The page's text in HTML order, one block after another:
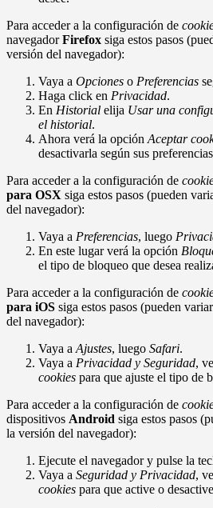
Para acceder a la configuración de
navegadorFirefox siga estos pasos
versión del navegador):
Vaya a Opciones o Preferencias
Haga click en Privacidad.
En Historial elija Usar una
el historial.
Ahora verá la opción Aceptar
desactivarla según sus
Para acceder a la configuración de
para OSX siga estos pasos (pueden
del navegador):
Vaya a Preferencias, luego
En este lugar verá la opción
el tipo de bloqueo que desea
Para acceder a la configuración de
para iOS siga estos pasos (pueden
del navegador):
Vaya a Ajustes, luego Safari.
Vaya a Privacidad y Seguridad,
cookies para que ajuste el tipo de
Para acceder a la configuración de
dispositivos Android siga estos pasos
la versión del navegador):
Ejecute el navegador y pulse la
Vaya a Seguridad y Privacidad,
cookies para que active o